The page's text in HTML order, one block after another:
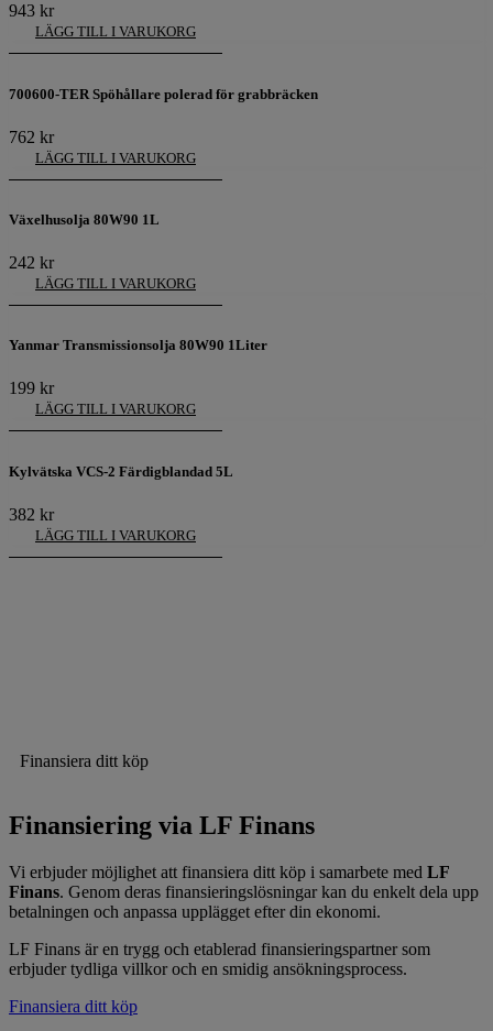
943 kr
LÄGG TILL I VARUKORG
700600-TER Spöhållare polerad för grabbräcken
762 kr
LÄGG TILL I VARUKORG
Växelhusolja 80W90 1L
242 kr
LÄGG TILL I VARUKORG
Yanmar Transmissionsolja 80W90 1Liter
199 kr
LÄGG TILL I VARUKORG
Kylvätska VCS-2 Färdigblandad 5L
382 kr
LÄGG TILL I VARUKORG
Finansiera ditt köp
Finansiering via LF Finans
Vi erbjuder möjlighet att finansiera ditt köp i samarbete med LF
Finans. Genom deras finansieringslösningar kan du enkelt dela upp
betalningen och anpassa upplägget efter din ekonomi.
LF Finans är en trygg och etablerad finansieringspartner som
erbjuder tydliga villkor och en smidig ansökningsprocess.
Finansiera ditt köp